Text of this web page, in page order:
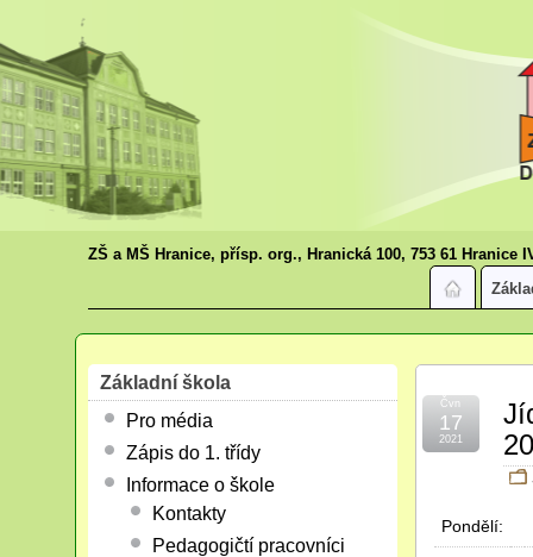
ZŠ a MŠ Hranice, přísp. org., Hranická 100, 753 61 Hranice
Čvn
17
2021
Pondělí:
Základní škola
Pro média
Zápis do 1. třídy
Informace o škole
Kontakty
Pedagogičtí pracovníci